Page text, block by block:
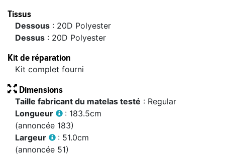
Tissus
dessous : 20D Polyester
dessus : 20D Polyester
Kit de réparation
Kit complet fourni
Dimensions
Taille fabricant du matelas testé : Regular
longueur
: 183.5cm
(annoncée 183)
largeur
: 51.0cm
(annoncée 51)